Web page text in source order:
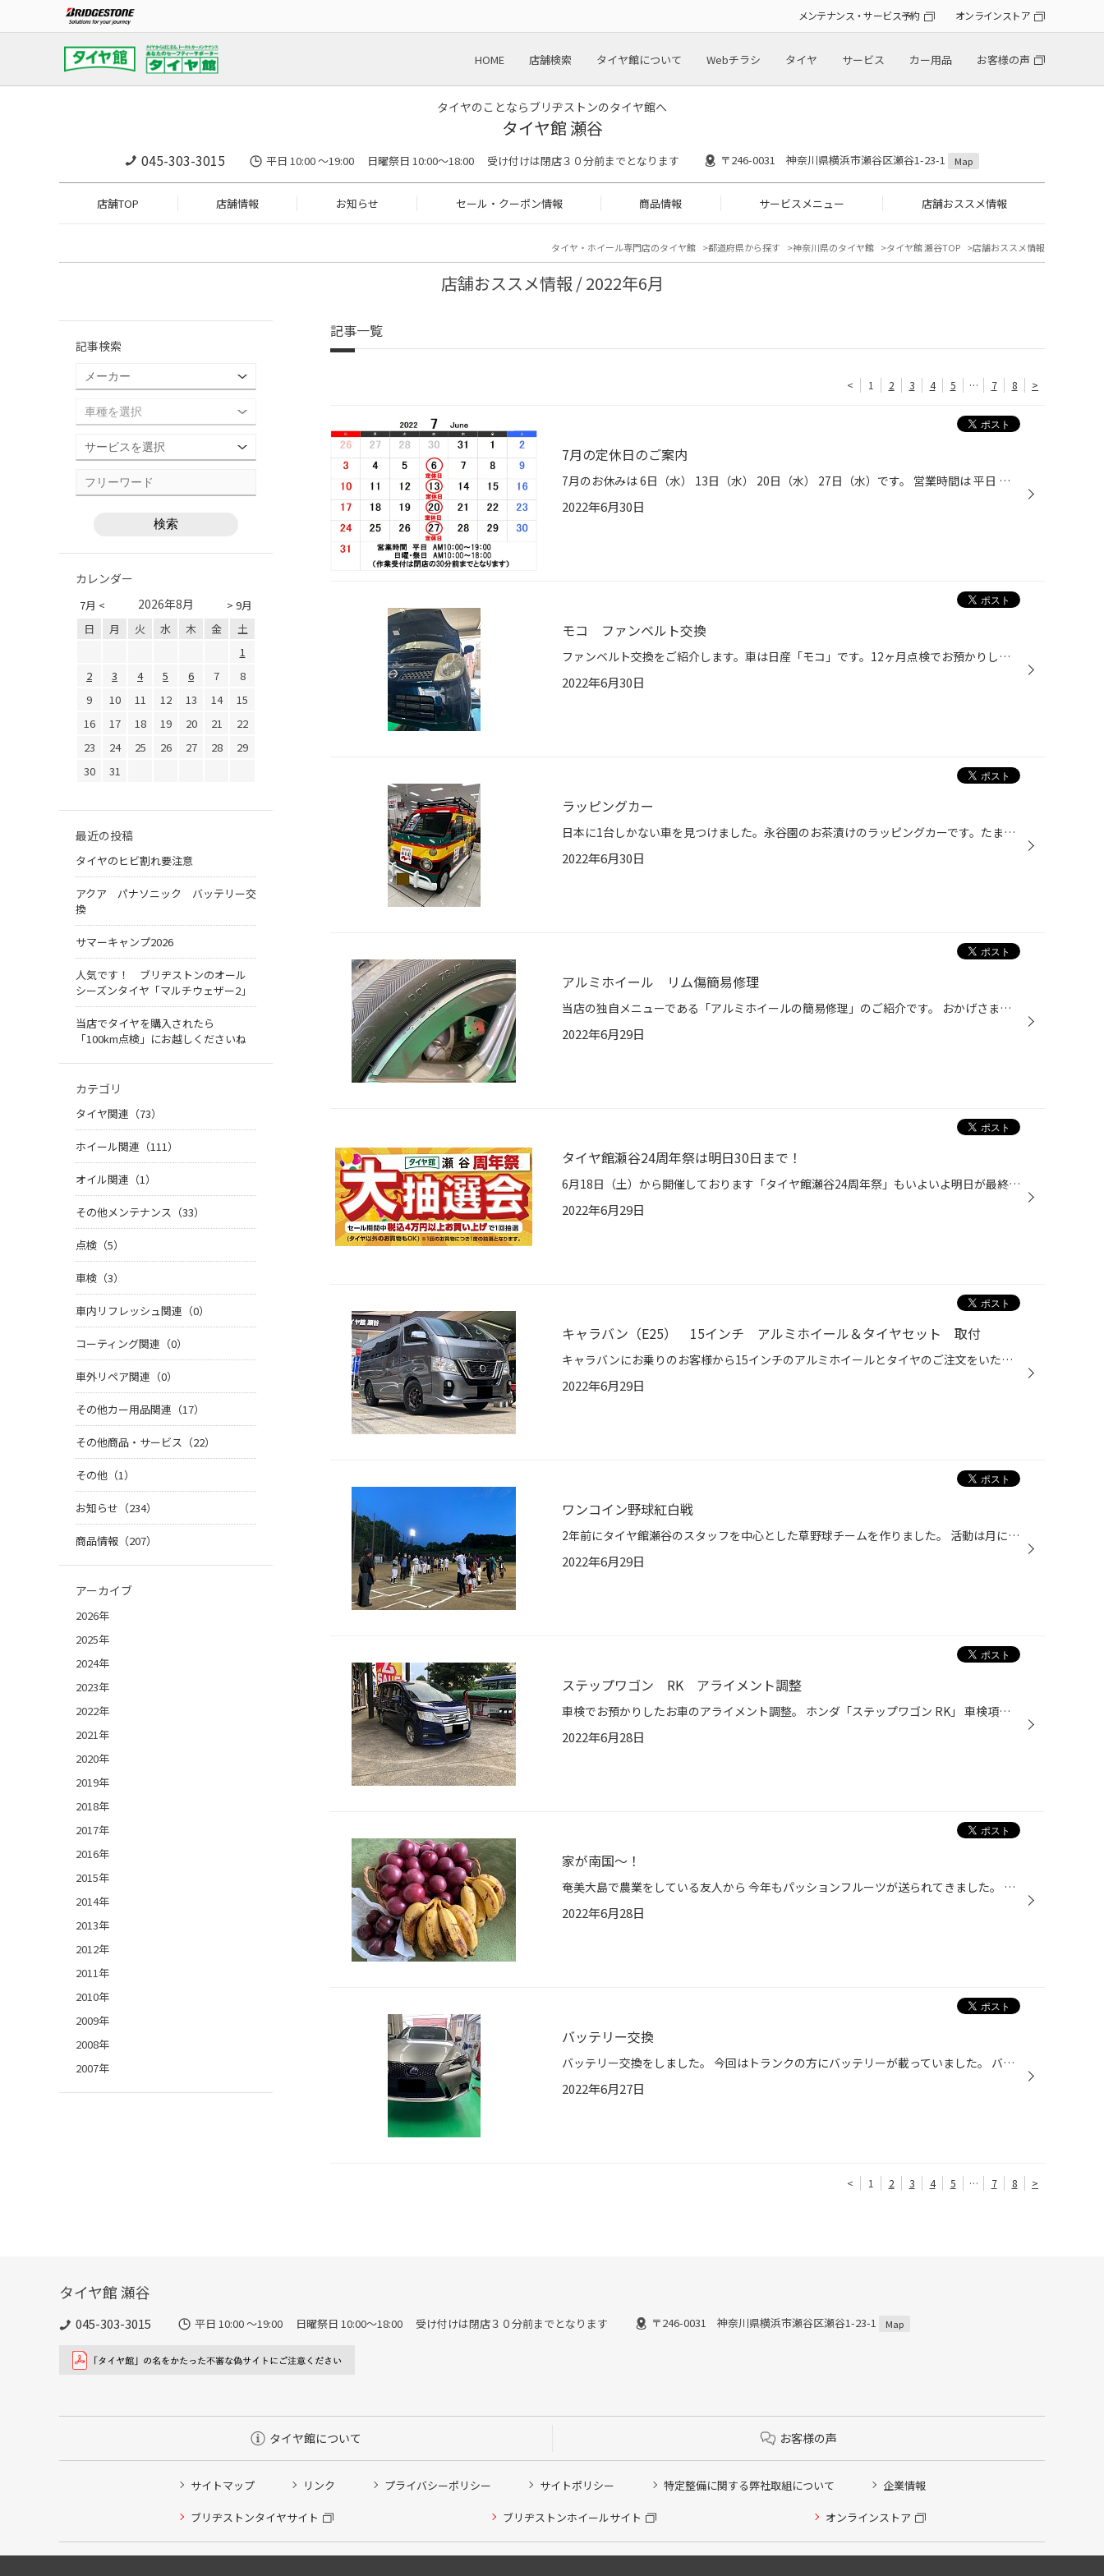
メンテナンス・サービス予約 オンラインストア
HOME 店舗検索 タイヤ館について Webチラシ タイヤ サービス カー用品 お客様の声
タイヤのことならブリヂストンのタイヤ館へ
タイヤ館 瀬谷
045-303-3015 平日 10:00 ～19:00 日曜祭日 10:00～18:00 受け付けは閉店３０分前までとなります 〒246-0031 神奈川県横浜市瀬谷区瀬谷1-23-1 Map
店舗TOP 店舗情報 お知らせ セール・クーポン情報 商品情報 サービスメニュー 店舗おススメ情報
タイヤ・ホイール専門店のタイヤ館 都道府県から探す 神奈川県のタイヤ館 タイヤ館 瀬谷TOP 店舗おススメ情報
店舗おススメ情報 / 2022年6月
記事一覧
< 1 2 3 4 5 … 7 8 >
7月の定休日のご案内
7月のお休みは 6日（水） 13日（水） 20日（水） 27日（水）です。 営業時間は 平日 １０：００～19：00 （受け付けは閉店３０分前18：３０まで） 日・祝 １０：００～１8：００（受け付けは閉店３０分前１7：３０まで） 7月もお客様のご来店をスタッフ一同お待ちしております。
2022年6月30日
モコ ファンベルト交換
ファンベルト交換をご紹介します。車は日産「モコ」です。12ヶ月点検でお預かりしたお車です。ファンベルトがひび割れしてキュルキュル音がしていたので交換しました。 車検、整備のご相談承っております。
2022年6月30日
ラッピングカー
日本に1台しかない車を見つけました。永谷園のお茶漬けのラッピングカーです。たまたまイオンに行ったら止まっていました。車のエアコンを使用する時期ですね。エアコンフィルター交換していますか？年に一度の交換をおすすめします。車検見積もり、車検予約受付中です。
2022年6月30日
アルミホイール リム傷簡易修理
当店の独自メニューである「アルミホイールの簡易修理」のご紹介です。 おかげさまで県内を問わず、遠方からもお客様にお越しいただき好評をいただいております。 HPの影響力の凄さにあらためて感心するばかりです。 基本的にアルミホイールを完璧に修理するためには専門の業者にお願いするのが一番...
2022年6月29日
タイヤ館瀬谷24周年祭は明日30日まで！
6月18日（土）から開催しております「タイヤ館瀬谷24周年祭」もいよいよ明日が最終日です。 本当に多くのお客様にご来店いただき大変盛り上がっております。 豪華賞品が当たる大抽選会も好評で、抽選会のテントの前では連日「やった～」「マジですか？」「くじ運悪いんだよ～」なんて会話とお客様の...
2022年6月29日
キャラバン（E25） 15インチ アルミホイール＆タイヤセット 取付
キャラバンにお乗りのお客様から15インチのアルミホイールとタイヤのご注文をいただきました。 冬の降雪時に慌ててスタッドレスタイヤを購入され純正ホイールに装着されたようです。 さすがにスタッドレスタイヤのままでは夏は危険！ということでご注文をいただきました。 今回お客様にお選びいただ...
2022年6月29日
ワンコイン野球紅白戦
2年前にタイヤ館瀬谷のスタッフを中心とした草野球チームを作りました。 活動は月に2～3回！ 地元の野球場を借りてナイターを楽しんでいます。 2年前7～8人で始めた草野球も気が付けば多くの方々にご賛同いただき毎回楽しく活動出来ています。 そんな我がチーム内で先日紅白戦を行いました。 この日...
2022年6月29日
ステップワゴン RK アライメント調整
車検でお預かりしたお車のアライメント調整。 ホンダ「ステップワゴン RK」 車検項目に入ってあるアライメント調整。 他店にはないサービス。 ご相談お待ちしております。
2022年6月28日
家が南国～！
奄美大島で農業をしている友人から 今年もパッションフルーツが送られてきました。 すももと島バナナも入っていて、南国の香り！ パッションフルーツが我が家にくると、 もう１年かぁ～はやっ！と毎年思います。 彼女は高校時代にさんざん遊んだ親友で、 奄美大島に移住しました。 初めて会いに行っ...
2022年6月28日
バッテリー交換
バッテリー交換をしました。 今回はトランクの方にバッテリーが載っていました。 バッテリーは約３年ほどで性能が低下していってしまいます。 エンジンを全然掛けていない場合はバッテリーがダメになってしまう可能性があります。 冬の時期などの寒い時、バッテリーは寒さに弱いので性能が落ちてし...
2022年6月27日
< 1 2 3 4 5 … 7 8 >
記事検索
カレンダー
7月 < > 9月
2026年8月
日 月 火 水 木 金
土
1
2
3 4 5 6 7
8
9
10 11 12 13 14
15
16
17 18 19 20 21
22
23
24 25 26 27 28
29
30
31
最近の投稿
タイヤのヒビ割れ要注意
アクア パナソニック バッテリー交
換
サマーキャンプ2026
人気です！ ブリヂストンのオール
シーズンタイヤ「マルチウェザー2」
当店でタイヤを購入されたら
「100km点検」にお越しくださいね
カテゴリ
タイヤ関連（73）
ホイール関連（111）
オイル関連（1）
その他メンテナンス（33）
点検（5）
車検（3）
車内リフレッシュ関連（0）
コーティング関連（0）
車外リペア関連（0）
その他カー用品関連（17）
その他商品・サービス（22）
その他（1）
お知らせ（234）
商品情報（207）
アーカイブ
2026年
2025年
2024年
2023年
2022年
2021年
2020年
2019年
2018年
2017年
2016年
2015年
2014年
2013年
2012年
2011年
2010年
2009年
2008年
2007年
タイヤ館 瀬谷
045-303-3015 平日 10:00 ～19:00 日曜祭日 10:00～18:00 受け付けは閉店３０分前までとなります 〒246-0031 神奈川県横浜市瀬谷区瀬谷1-23-1 Map
タイヤ館について お客様の声
サイトマップ リンク プライバシーポリシー サイトポリシー 特定整備に関する弊社取組について 企業情報
ブリヂストンタイヤサイト ブリヂストンホイールサイト オンラインストア